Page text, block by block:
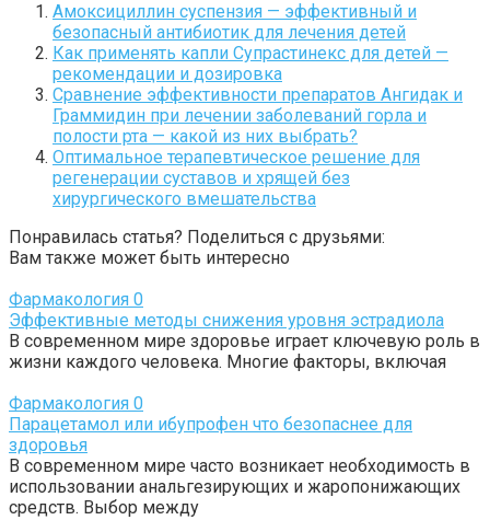
Амоксициллин суспензия — эффективный и
безопасный антибиотик для лечения детей
Как применять капли Супрастинекс для детей —
рекомендации и дозировка
Сравнение эффективности препаратов Ангидак и
Граммидин при лечении заболеваний горла и
полости рта — какой из них выбрать?
Оптимальное терапевтическое решение для
регенерации суставов и хрящей без
хирургического вмешательства
Понравилась статья? Поделиться с друзьями:
Вам также может быть интересно
Фармакология 0
Эффективные методы снижения уровня эстрадиола
В современном мире здоровье играет ключевую роль в
жизни каждого человека. Многие факторы, включая
Фармакология 0
Парацетамол или ибупрофен что безопаснее для
здоровья
В современном мире часто возникает необходимость в
использовании анальгезирующих и жаропонижающих
средств. Выбор между